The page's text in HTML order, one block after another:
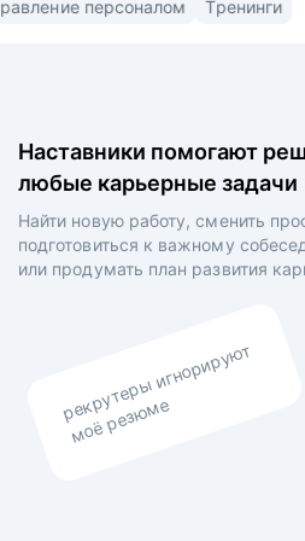
•
итогам
(market/product fit) в
Выравниваю ваши
работодателя.
Управление
Наставники помогают
любые карьерные задачи
Найти новую работу, сменить
подготовиться к важному
или продумать план развития
рекрутеры игнорируют
моё резюме